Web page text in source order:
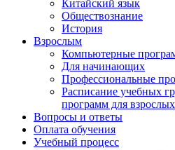
Китайский язык
Обществознание
История
Взрослым
Компьютерные
Для начинающих
Профессиональные
Расписание учебных
программ для взрослых
Вопросы и ответы
Оплата обучения
Учебный процесс